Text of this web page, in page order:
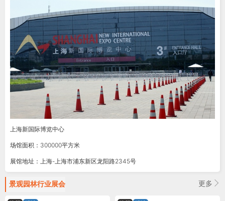
上海新国际博览中心
场馆面积：300000平方米
展馆地址：上海-上海市浦东新区龙阳路2345号
景观园林行业展会 更多